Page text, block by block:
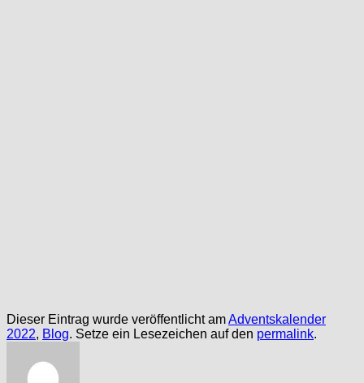
Dieser Eintrag wurde veröffentlicht amAdventskalender
2022, Blog. Setze ein Lesezeichen auf den permalink.